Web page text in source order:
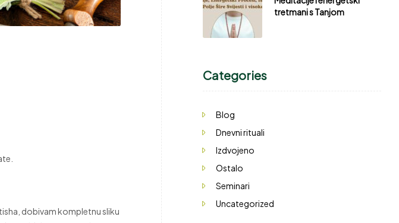
dobivam kompletnu sliku
tretmani s Tanjom
Categories
Blog
Dnevni rituali
Izdvojeno
Ostalo
Seminari
Uncategorized